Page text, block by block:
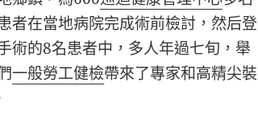
者在當地病院完成術前檢討，然后登
術的8名患者中，多人年過七旬，舉
一般勞工健檢帶來了專家和高精尖裝